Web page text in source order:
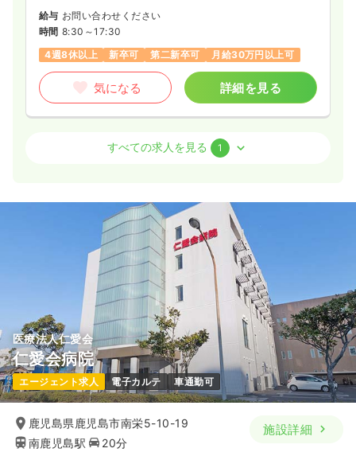
給与 お問い合わせください
時間 8:30～17:30
4週8休以上
新卒可 第二新卒可 月給30万円以上可
気になる 詳細を見る
22.0〜33.0万円 /月 賞与3.7ヶ月
7:30～16:30（休憩60分）
4週8休以上
担当業務未経験可
月給33万円以上可
気になる 詳細を見る
すべての求人を見る 1
医療法人仁愛会
仁愛会病院
エージェント求人 電子カルテ 車通勤可
鹿児島県鹿児島市南栄5-10-19
南鹿児島駅
20分
施設詳細